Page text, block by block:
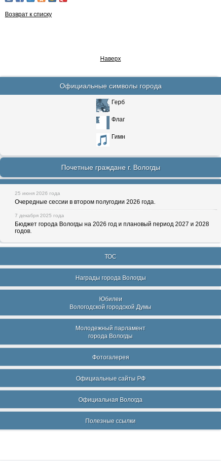
Возврат к списку
Наверх
Официальные символы города
Герб
Флаг
Гимн
Почетные граждане г. Вологды
25 июня 2026 года
Очередные сессии в втором полугодии 2026 года.
7 декабря 2025 года
Бюджет города Вологды на 2026 год и плановый период 2027 и 2028
годов.
ТОС
Награды города Вологды
Юбилеи
Вологодской городской Думы
Молодежный парламент
города Вологды
Фотогалерея
Официальные сайты РФ
Официальная Вологда
Полезные ссылки